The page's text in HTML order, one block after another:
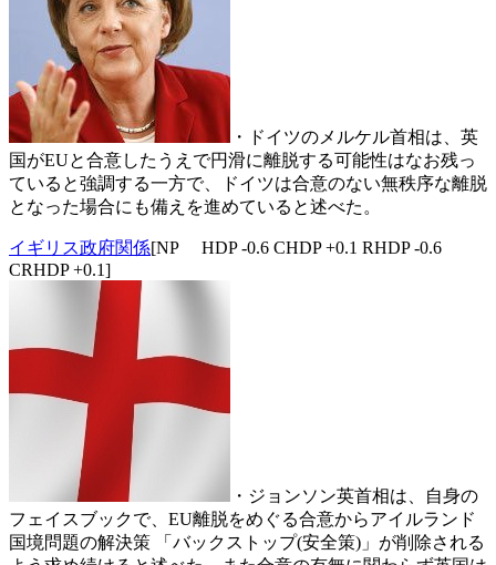
・ドイツのメルケル首相は、英
国がEUと合意したうえで円滑に離脱する可能性はなお残っ
ていると強調する一方で、ドイツは合意のない無秩序な離脱
となった場合にも備えを進めていると述べた。
イギリス政府関係[NP HDP -0.6 CHDP +0.1 RHDP -0.6
CRHDP +0.1]
・ジョンソン英首相は、自身の
フェイスブックで、EU離脱をめぐる合意からアイルランド
国境問題の解決策 「バックストップ(安全策)」が削除される